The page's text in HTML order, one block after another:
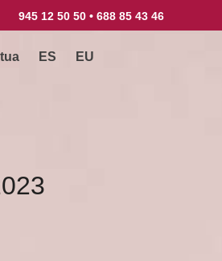
945 12 50 50 • 688 85 43 46
ES EU